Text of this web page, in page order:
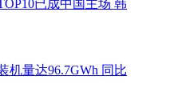
已成中国主场 韩
机量达96.7GWh 同比